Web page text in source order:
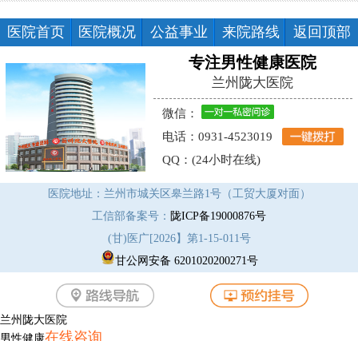
医院首页 医院概况 公益事业 来院路线 返回顶部
专注男性健康医院
兰州陇大医院
微信：
电话：0931-4523019
QQ：(24小时在线)
医院地址：兰州市城关区皋兰路1号（工贸大厦对面）
工信部备案号： 陇ICP备19000876号
(甘)医广[2026】第1-15-011号
甘公网安备 6201020200271号
兰州陇大医院
男性健康在线咨询